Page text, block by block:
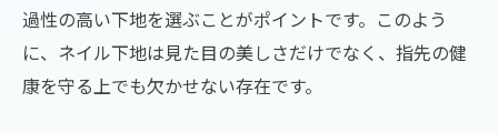
美しい指先を保つためのケア方法
ネイル下地を使った印象アップのテクニッ
ク
過性の高い下地を選ぶことがポイントです。このよう
に、ネイル下地は見た目の美しさだけでなく、指先の健
康を守る上でも欠かせない存在です。